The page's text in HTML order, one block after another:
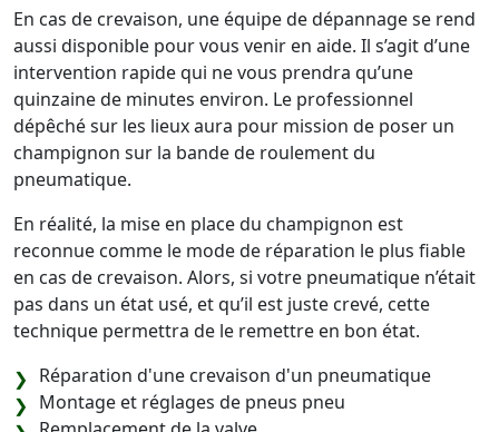
En cas de crevaison, une équipe de dépannage se rend
aussi disponible pour vous venir en aide. Il s’agit d’une
intervention rapide qui ne vous prendra qu’une
quinzaine de minutes environ. Le professionnel
dépêché sur les lieux aura pour mission de poser un
champignon sur la bande de roulement du
pneumatique.
En réalité, la mise en place du champignon est
reconnue comme le mode de réparation le plus fiable
en cas de crevaison. Alors, si votre pneumatique n’était
pas dans un état usé, et qu’il est juste crevé, cette
technique permettra de le remettre en bon état.
Réparation d'une crevaison d'un pneumatique
Montage et réglages de pneus pneu